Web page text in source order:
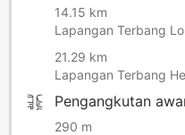
14.15 km
Lapangan Terbang
21.29 km
Lapangan Terbang
Pengangkutan
290 m